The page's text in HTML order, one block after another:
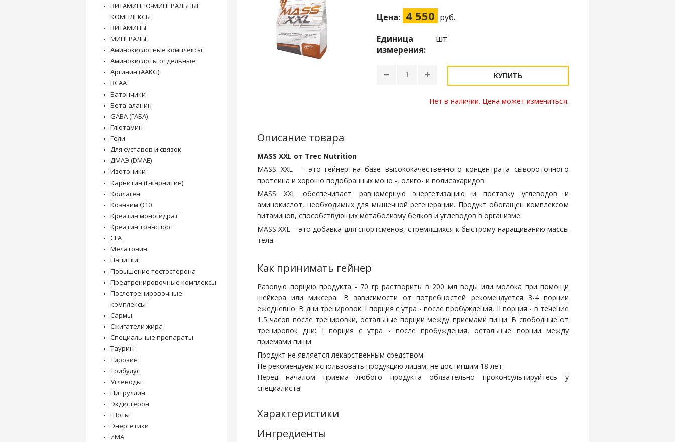
ВИТАМИННО-МИНЕРАЛЬНЫЕ
КОМПЛЕКСЫ
ВИТАМИНЫ
МИНЕРАЛЫ
Аминокислотные комплексы
Аминокислоты отдельные
Аргинин (AAKG)
BCAA
Батончики
Бета-аланин
GABA (ГАБА)
Глютамин
Гели
Для суставов и связок
ДМАЭ (DMAE)
Изотоники
Карнитин (L-карнитин)
Коллаген
Коэнзим Q10
Креатин моногидрат
Креатин транспорт
CLA
Мелатонин
Напитки
Повышение тестостерона
Предтренировочные комплексы
Послетренировочные
комплексы
Сармы
Сжигатели жира
Специальные препараты
Таурин
Тирозин
Трибулус
Углеводы
Цитруллин
Экдистерон
Шоты
Энергетики
ZMA
Цена: 4 550 руб.
Единица
измерения:
шт.
− + КУПИТЬ
Нет в наличии. Цена может измениться.
Описание товара
MASS XXL от Trec Nutrition
MASS XXL — это гейнер на базе высококачественного концентрата сывороточного
протеина и хорошо подобранных моно -, олиго- и полисахаридов.
MASS XXL обеспечивает равномерную энергетизацию и поставку углеводов и
аминокислот, необходимых для мышечной регенерации. Продукт обогащен комплексом
витаминов, способствующих метаболизму белков и углеводов в организме.
MASS XXL – это добавка для спортсменов, стремящихся к быстрому наращиванию массы
тела.
Как принимать гейнер
Разовую порцию продукта - 70 гр растворить в 200 мл воды или молока при помощи
шейкера или миксера. В зависимости от потребностей рекомендуется 3-4 порции
ежедневно. В дни тренировок: I порция с утра - после пробуждения, II порция - в течение
1,5 часов после тренировки, остальные порции между приемами пищи. В свободные от
тренировок дни: I порция с утра - после пробуждения, остальные порции между
приемами пищи.
Продукт не является лекарственным средством.
Не рекомендуем использовать продукцию лицам, не достигшим 18 лет.
Перед началом приема любого продукта обязательно проконсультируйтесь у
специалиста!
Характеристики
Ингредиенты